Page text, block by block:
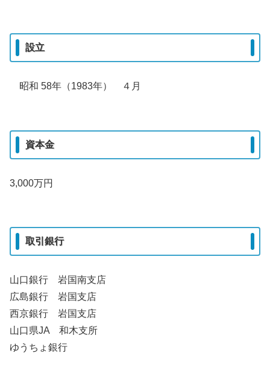
設立
昭和 58年（1983年） ４月
資本金
3,000万円
取引銀行
山口銀行 岩国南支店
広島銀行 岩国支店
西京銀行 岩国支店
山口県JA 和木支所
ゆうちょ銀行